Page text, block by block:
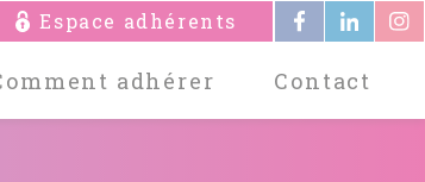
Espace adhérents
adhérer Contact